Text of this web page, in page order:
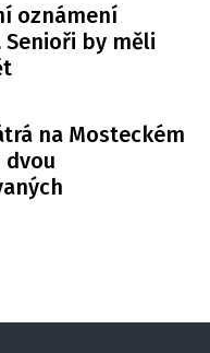
oznámení
Senioři by měli
na Mosteckém
dvou